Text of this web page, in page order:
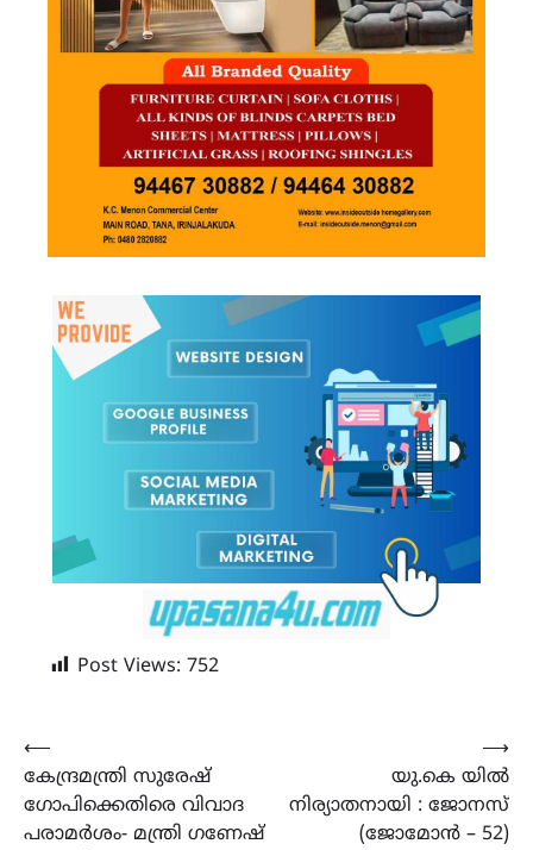
Post Views: 752
Post
navigation
⟵
കേന്ദ്രമന്ത്രി സുരേഷ്
ഗോപിക്കെതിരെ വിവാദ
പരാമർശം- മന്ത്രി ഗണേഷ്
യു.കെ യിൽ
നിര്യാതനായി : ജോനസ്
(ജോമോൻ – 52)
⟶